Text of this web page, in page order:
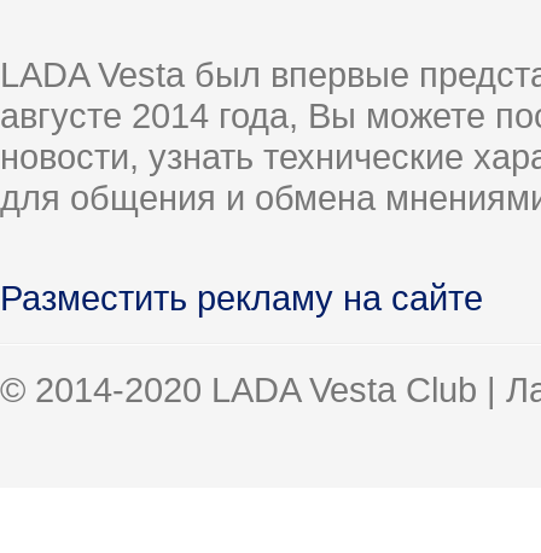
LADA Vesta был впервые
августе 2014 года, Вы можете
новости, узнать технические
для общения и обмена
Разместить рекламу на сайте
© 2014-2020 LADA Vesta Club |